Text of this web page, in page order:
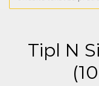
Tipl N